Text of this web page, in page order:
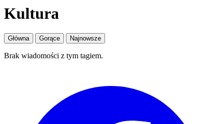
Kultura
Główna Gorące Najnowsze
Brak wiadomości z tym tagiem.